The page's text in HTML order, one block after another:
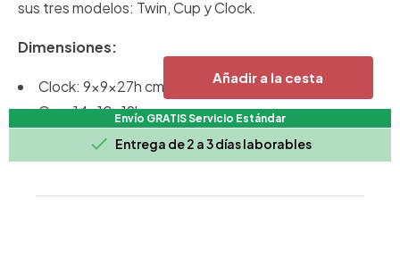
Añadir a la cesta
Envío GRATIS Servicio Estándar
 Entrega de 2 a 3 días laborables
sus tres modelos: Twin, Cup y Clock.
Dimensiones:
Clock: 9x9x27h cm.
Cup: 14x10x19h cm
Twin: 12x11x15h cm